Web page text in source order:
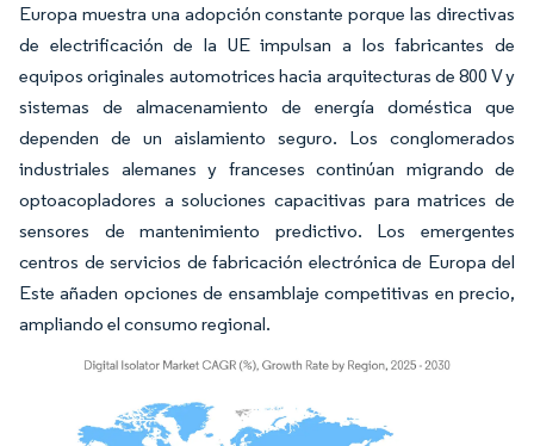
Europa muestra una adopción constante porque las directivas
de electrificación de la UE impulsan a los fabricantes de
equipos originales automotrices hacia arquitecturas de 800 V y
sistemas de almacenamiento de energía doméstica que
dependen de un aislamiento seguro. Los conglomerados
industriales alemanes y franceses continúan migrando de
optoacopladores a soluciones capacitivas para matrices de
sensores de mantenimiento predictivo. Los emergentes
centros de servicios de fabricación electrónica de Europa del
Este añaden opciones de ensamblaje competitivas en precio,
ampliando el consumo regional.